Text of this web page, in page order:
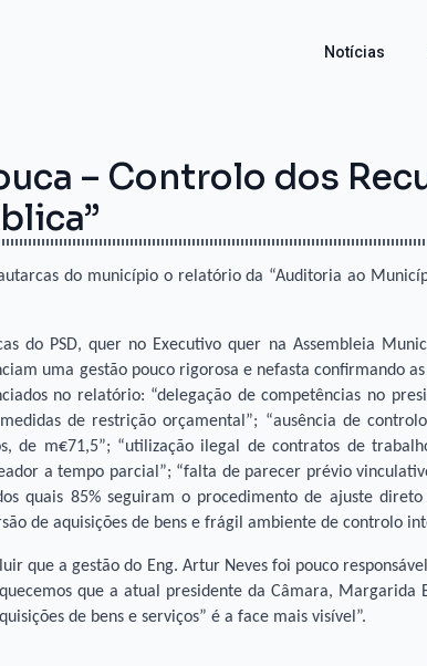
Notícias
– Controlo dos
do município o relatório da “Auditoria ao
do PSD, quer no Executivo quer na Assembleia
uma gestão pouco rigorosa e nefasta confirmando
no relatório: “delegação de competências no
de restrição orçamental”; “ausência de
de m€71,5”; “utilização ilegal de contratos de
a tempo parcial”; “falta de parecer prévio
quais 85% seguiram o procedimento de ajuste
de aquisições de bens e frágil ambiente de controlo
que a gestão do Eng. Artur Neves foi pouco
que a atual presidente da Câmara, Margarida
de bens e serviços” é a face mais visível”.